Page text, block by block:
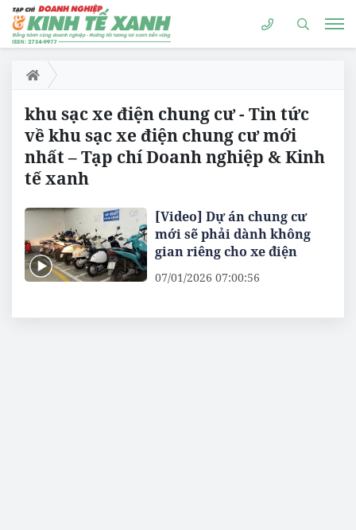
khu sạc xe điện chung cư - Tin tức
về khu sạc xe điện chung cư mới
nhất – Tạp chí Doanh nghiệp & Kinh
tế xanh
[Video] Dự án chung cư
mới sẽ phải dành không
gian riêng cho xe điện
07/01/2026 07:00:56